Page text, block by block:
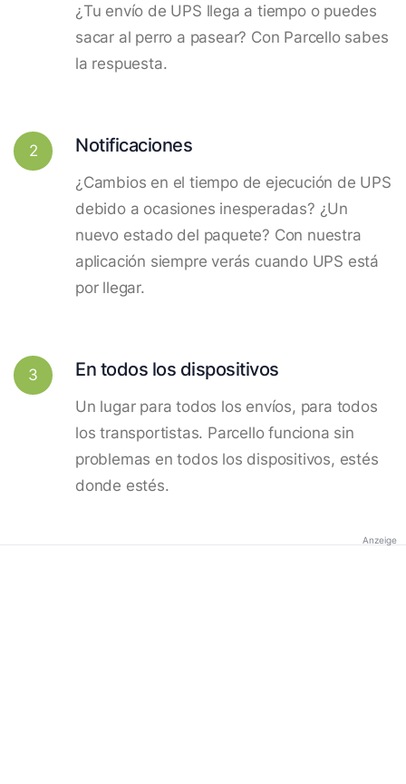
¿Tu envío de UPS llega a tiempo o puedes
sacar al perro a pasear? Con Parcello sabes
la respuesta.
2 Notificaciones
¿Cambios en el tiempo de ejecución de UPS
debido a ocasiones inesperadas? ¿Un
nuevo estado del paquete? Con nuestra
aplicación siempre verás cuando UPS está
por llegar.
3 En todos los dispositivos
Un lugar para todos los envíos, para todos
los transportistas. Parcello funciona sin
problemas en todos los dispositivos, estés
donde estés.
Anzeige